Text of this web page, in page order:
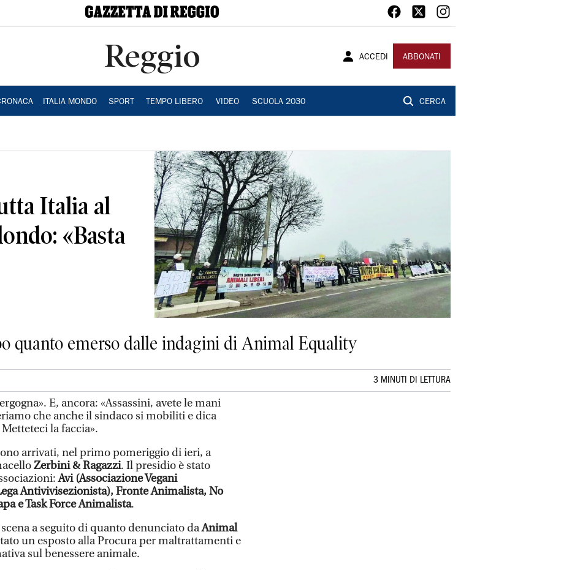
Reggio ACCEDI ABBONATI
ITALIA MONDO SPORT TEMPO LIBERO VIDEO SCUOLA 2030 CERCA
Italia al
«Basta
quanto emerso dalle indagini di Animal Equality
3 MINUTI DI LETTURA
E, ancora: «Assassini, avete le mani
che anche il sindaco si mobiliti e dica
la faccia».
arrivati, nel primo pomeriggio di ieri, a
Zerbini & Ragazzi. Il presidio è stato
Avi (Associazione Vegani
Antivivisezionista), Fronte Animalista, No
e Task Force Animalista.
a seguito di quanto denunciato daAnimal
un esposto alla Procura per maltrattamenti e
sul benessere animale.